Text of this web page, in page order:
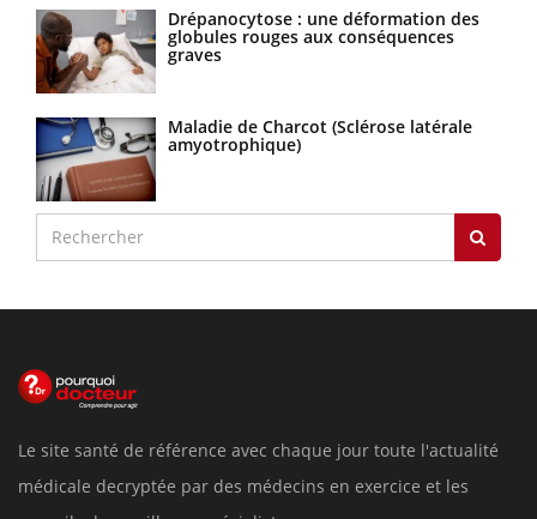
Drépanocytose : une déformation des
globules rouges aux conséquences
graves
Maladie de Charcot (Sclérose latérale
amyotrophique)
Le site santé de référence avec chaque jour toute l'actualité
médicale decryptée par des médecins en exercice et les